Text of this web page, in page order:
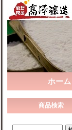
ホーム
商品検索